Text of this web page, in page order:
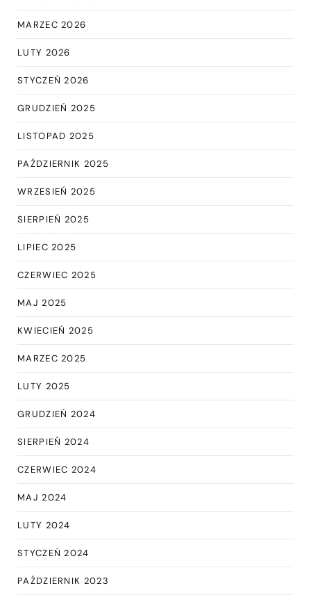
MARZEC 2026
LUTY 2026
STYCZEŃ 2026
GRUDZIEŃ 2025
LISTOPAD 2025
PAŹDZIERNIK 2025
WRZESIEŃ 2025
SIERPIEŃ 2025
LIPIEC 2025
CZERWIEC 2025
MAJ 2025
KWIECIEŃ 2025
MARZEC 2025
LUTY 2025
GRUDZIEŃ 2024
SIERPIEŃ 2024
CZERWIEC 2024
MAJ 2024
LUTY 2024
STYCZEŃ 2024
PAŹDZIERNIK 2023